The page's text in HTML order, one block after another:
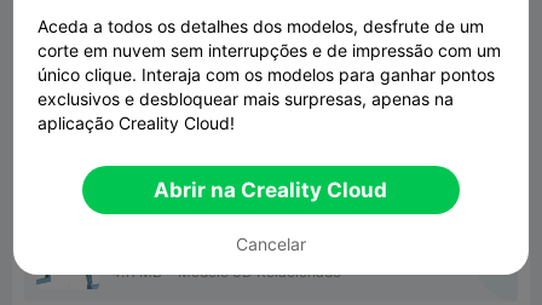
k1 top spool holder
4.17MB Modelo 3D Relacionado
Aceda a todos os detalhes dos modelos, desfrute de um
corte em nuvem sem interrupções e de impressão com um
único clique. Interaja com os modelos para ganhar pontos
exclusivos e desbloquear mais surpresas, apenas na
aplicação Creality Cloud!
Abrir na Creality Cloud
Cancelar